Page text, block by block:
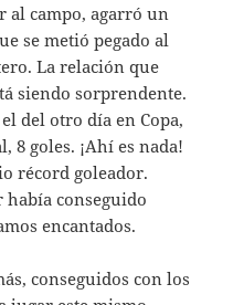
al campo, agarró un
se metió pegado al
La relación que
siendo sorprendente.
del otro día en Copa,
8 goles. ¡Ahí es nada!
récord goleador.
conseguido
encantados.
conseguidos con los